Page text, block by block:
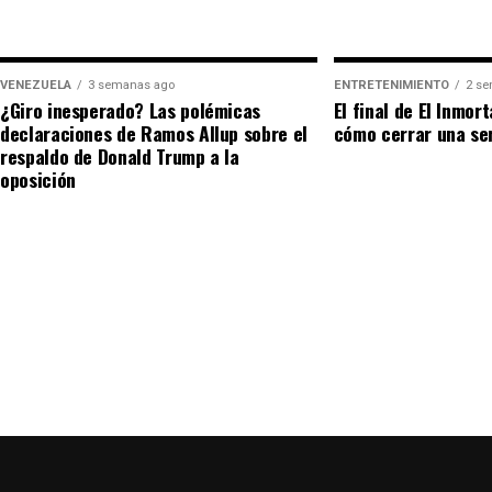
A sus 39 años, el impacto del efecto Messiya no
estadísticas; se mide en el impacto cultural
respetadas del cine de EE. UU. acepte con orgullo
que la Messimanía es un fenómeno sociológico.
pantalla, pero en su propia casa, el trono le
VENEZUELA 3 semanas ago
¿Giro inesperado? Las polémicas
declaraciones de Ramos Allup sobre el
respaldo de Donald Trump a la
oposición
ENTRETENIMIENTO 2
El final de El
cómo cerrar una